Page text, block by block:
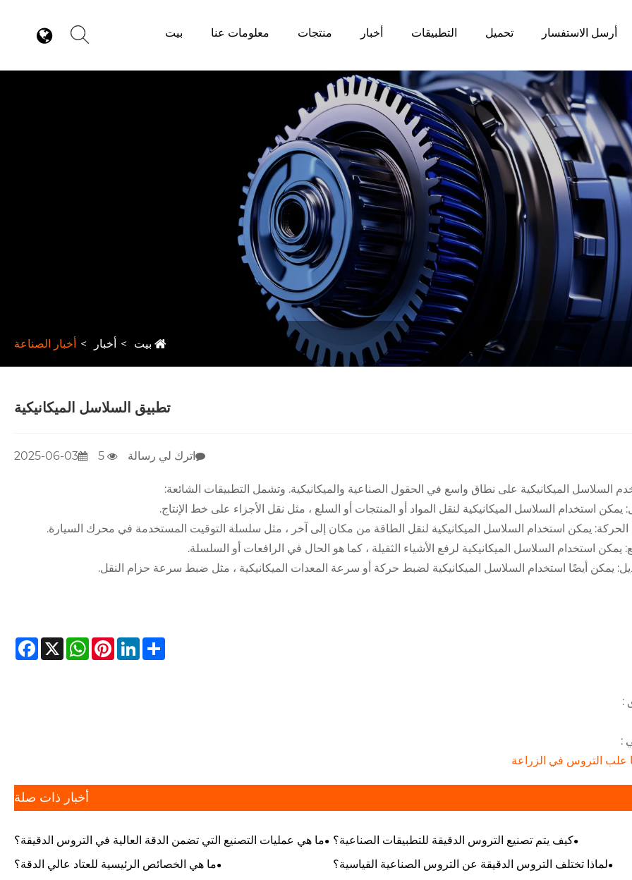
بيت معلومات عنا منتجات أخبار التطبيقات تحميل أرسل الاستفسار
بيت أخبار أخبار الصناعة
تطبيق السلاسل الميكانيكية
2025-06-03 اترك لي رسالة
السلاسل الميكانيكية على نطاق واسع في الحقول الصناعية والميكانيكية. وتشمل التطبيقات الشائعة:
يمكن استخدام السلاسل الميكانيكية لنقل المواد أو المنتجات أو السلع ، مثل نقل الأجزاء على خط الإنتاج.
الحركة: يمكن استخدام السلاسل الميكانيكية لنقل الطاقة من مكان إلى آخر ، مثل سلسلة التوقيت المستخدمة في محرك السيارة.
يمكن استخدام السلاسل الميكانيكية لرفع الأشياء الثقيلة ، كما هو الحال في الرافعات أو السلسلة.
يمكن أيضًا استخدام السلاسل الميكانيكية لضبط حركة أو سرعة المعدات الميكانيكية ، مثل ضبط سرعة حزام النقل.
X
WhatsAppPinterestLinkedInShare
:
:
علب التروس في الزراعة
أخبار ذات صلة
ما هي عمليات التصنيع التي تضمن الدقة العالية في التروس الدقيقة؟
كيف يتم تصنيع التروس الدقيقة للتطبيقات الصناعية؟
ما هي الخصائص الرئيسية للعتاد عالي الدقة؟
لماذا تختلف التروس الدقيقة عن التروس الصناعية القياسية؟